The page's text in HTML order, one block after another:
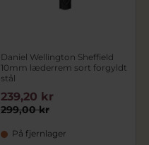
Daniel Wellington Sheffield
10mm læderrem sort forgyldt
stål
299,00 kr
239,20 kr
På fjernlager